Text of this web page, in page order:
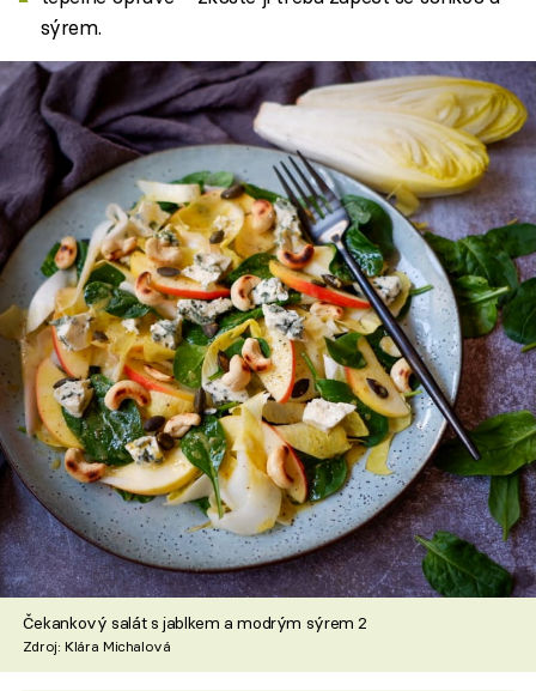
sýrem.
Čekankový salát s jablkem a modrým sýrem 2
Zdroj: Klára Michalová